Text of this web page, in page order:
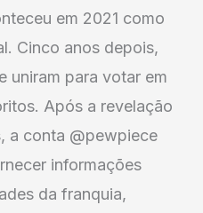
em 2021 como
Cinco anos depois,
uniram para votar em
Após a revelação
a conta @pewpiece
informações
da franquia,